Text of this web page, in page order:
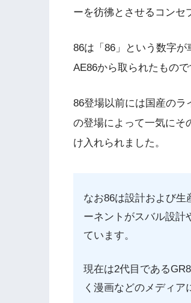
ーを彷彿とさせるコンセ
86は「86」という数字
AE86から取られたもので
86登場以前には国産のラ
の登場によって一気にそ
け入れられました。
なお86は設計および
ーネントがスバル設計
ています。
現在は2代目である
く漫画などのメディア